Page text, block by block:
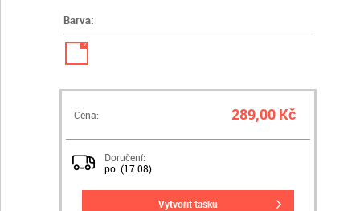
Barva:
✓
Cena: 289,00 Kč
Doručení:
po. (17.08)
vytvořit tašku